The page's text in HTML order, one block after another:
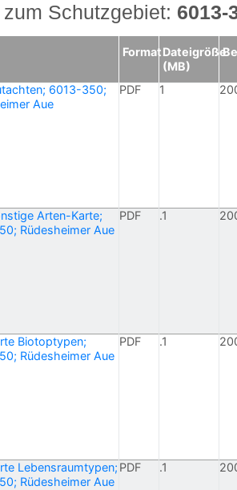
Schutzgebiet: 6013-
FormatDateigröße
(MB)
6013-350;
Aue
PDF 1
Arten-Karte;
Rüdesheimer Aue
PDF .1
Biotoptypen;
Rüdesheimer Aue
PDF .1
Lebensraumtypen;
Rüdesheimer Aue
PDF .1